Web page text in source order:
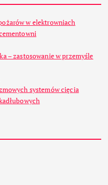
w elektrowniach
– zastosowanie w przemyśle
systemów cięcia